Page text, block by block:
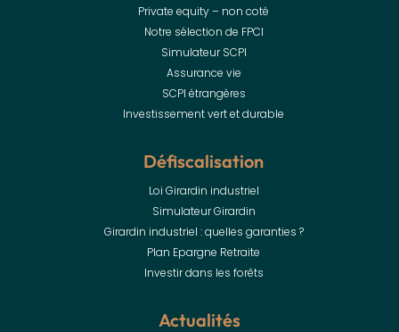
Private equity – non coté
Notre sélection de FPCI
Simulateur SCPI
Assurance vie
SCPI étrangères
Investissement vert et durable
Défiscalisation
Loi Girardin industriel
Simulateur Girardin
Girardin industriel : quelles garanties ?
Plan Epargne Retraite
Investir dans les forêts
Actualités